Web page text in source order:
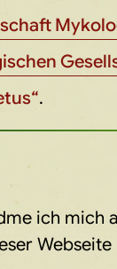
.
ich mich